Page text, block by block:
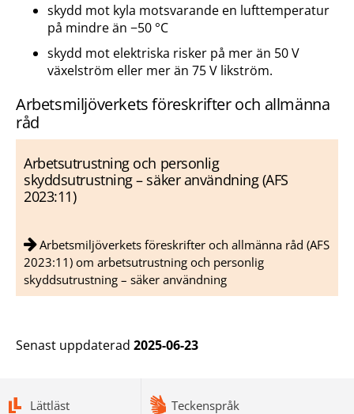
skydd mot kyla motsvarande en lufttemperatur
på mindre än −50 °C
skydd mot elektriska risker på mer än 50 V
växelström eller mer än 75 V likström.
Arbetsmiljöverkets föreskrifter och allmänna
råd
Arbetsutrustning och personlig
skyddsutrustning – säker användning (AFS
2023:11)
Arbetsmiljöverkets föreskrifter och allmänna råd (AFS
2023:11) om arbetsutrustning och personlig
skyddsutrustning – säker användning
Senast uppdaterad 2025-06-23
Lättläst Teckenspråk